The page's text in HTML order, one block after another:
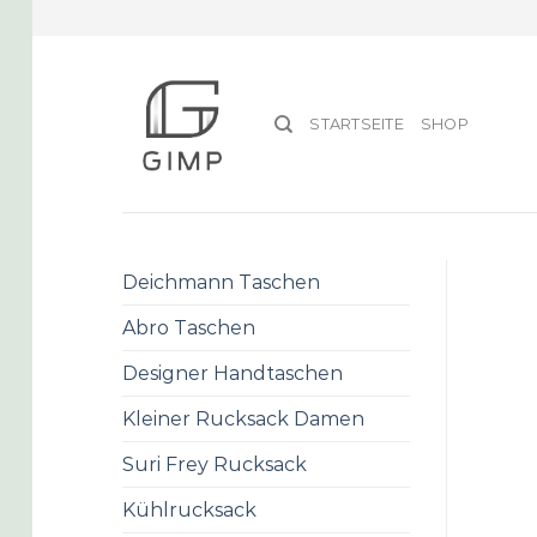
STARTSEITE SHOP
Deichmann Taschen
Abro Taschen
Designer Handtaschen
Kleiner Rucksack Damen
Suri Frey Rucksack
Kühlrucksack